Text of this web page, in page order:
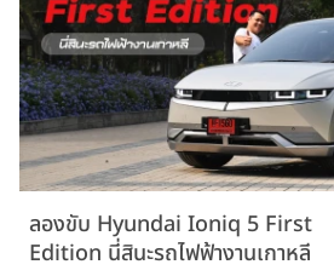
ลองขับ Hyundai Ioniq 5 First
Edition นี่สินะรถไฟฟ้างานเกาหลี